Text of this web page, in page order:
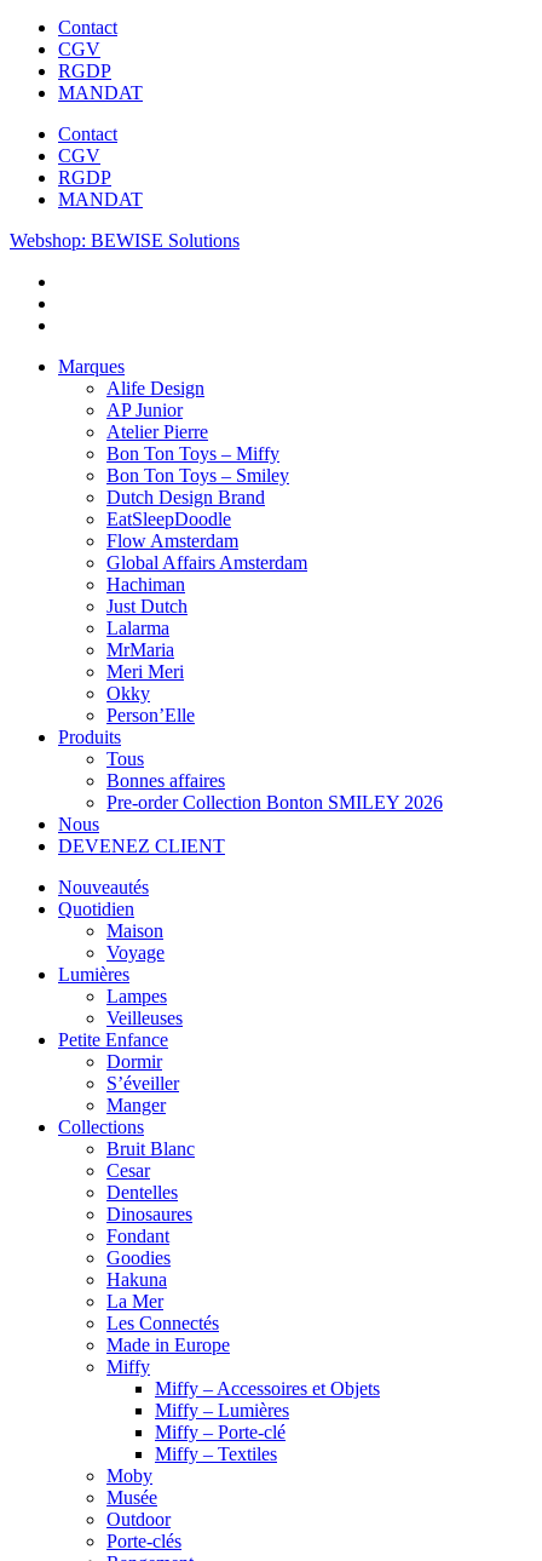
Contact
CGV
RGDP
MANDAT
Contact
CGV
RGDP
MANDAT
Webshop: BEWISE Solutions
Marques
Alife Design
AP Junior
Atelier Pierre
Bon Ton Toys – Miffy
Bon Ton Toys – Smiley
Dutch Design Brand
EatSleepDoodle
Flow Amsterdam
Global Affairs Amsterdam
Hachiman
Just Dutch
Lalarma
MrMaria
Meri Meri
Okky
Person’Elle
Produits
Tous
Bonnes affaires
Pre-order Collection Bonton SMILEY 2026
Nous
DEVENEZ CLIENT
Nouveautés
Quotidien
Maison
Voyage
Lumières
Lampes
Veilleuses
Petite Enfance
Dormir
S’éveiller
Manger
Collections
Bruit Blanc
Cesar
Dentelles
Dinosaures
Fondant
Goodies
Hakuna
La Mer
Les Connectés
Made in Europe
Miffy
Miffy – Accessoires et Objets
Miffy – Lumières
Miffy – Porte-clé
Miffy – Textiles
Moby
Musée
Outdoor
Porte-clés